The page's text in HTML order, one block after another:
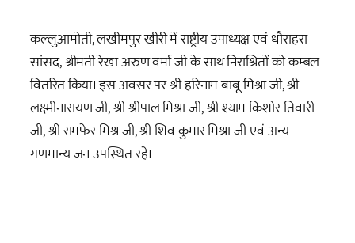
कल्लुआमोती, लखीमपुर खीरी में राष्ट्रीय उपाध्यक्ष एवं धौराहरा
सांसद, श्रीमती रेखा अरुण वर्मा जी के साथ निराश्रितों को कम्बल
वितरित किया। इस अवसर पर श्री हरिनाम बाबू मिश्रा जी, श्री
लक्ष्मीनारायण जी, श्री श्रीपाल मिश्रा जी, श्री श्याम किशोर तिवारी
जी, श्री रामफेर मिश्र जी, श्री शिव कुमार मिश्रा जी एवं अन्य
गणमान्य जन उपस्थित रहे।